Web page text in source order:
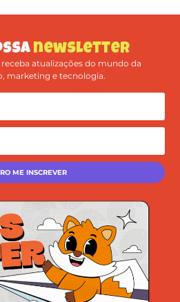
newsletter
atualizações do mundo da
marketing e tecnologia.